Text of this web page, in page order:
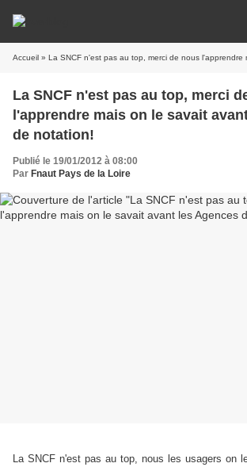
Accueil » La SNCF n'est pas au top, merci de nous l'apprendre mais on le
La SNCF n'est pas au top, merci
l'apprendre mais on le savait
de notation!
Publié le 19/01/2012 à 08:00
Par Fnaut Pays de la Loire
La SNCF n'est pas au top, nous les usagers on